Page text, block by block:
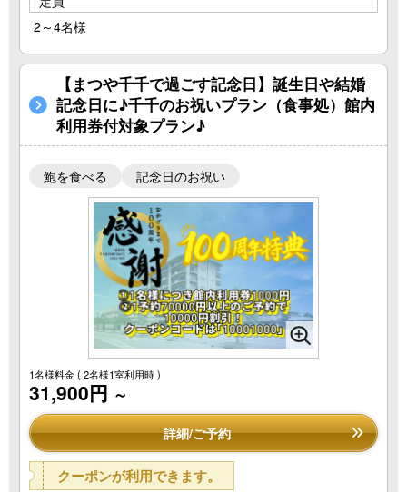
2～4名様
【まつや千千で過ごす記念日】誕生日や結婚
記念日に♪千千のお祝いプラン（食事処）館内
利用券付対象プラン♪
鮑を食べる 記念日のお祝い
1名様料金( 2名様1室利用時 )
31,900円 ～
詳細/ご予約
クーポンが利用できます。